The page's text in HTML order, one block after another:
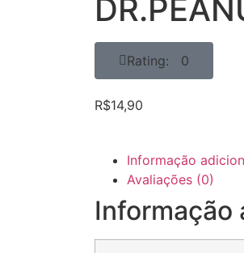
Rating: 0
R$14,90
Informação
Avaliações (0)
Informação